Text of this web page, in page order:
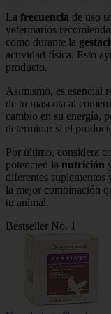
La frecuencia de uso
veterinarios
como durante la
actividad física. Esto
producto.
Asimismo, es esencial
de tu mascota al
cambio en su energía,
determinar si el
Por último, considera
potencien la nutrición
diferentes
la mejor combinación
tu animal.
Bestseller No. 1